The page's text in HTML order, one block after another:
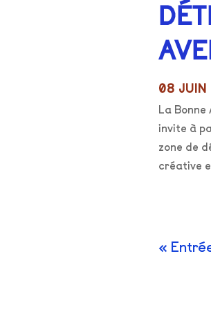
08
La
invite à
zone de
créative
«